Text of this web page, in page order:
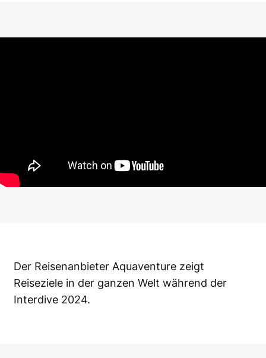
Der Reisenanbieter Aquaventure zeigt
Reiseziele in der ganzen Welt während der
Interdive 2024.